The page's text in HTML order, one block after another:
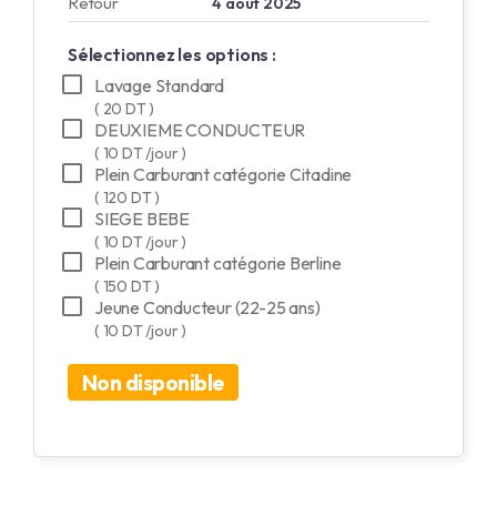
Sélectionnez les options :
Lavage Standard
( 20 DT )
DEUXIEME CONDUCTEUR
( 10 DT /jour )
Plein Carburant catégorie Citadine
( 120 DT )
SIEGE BEBE
( 10 DT /jour )
Plein Carburant catégorie Berline
( 150 DT )
Jeune Conducteur (22-25 ans)
( 10 DT /jour )
Non disponible